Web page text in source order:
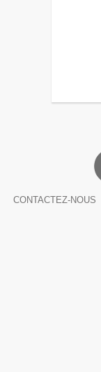
CONTACTEZ-NOUS